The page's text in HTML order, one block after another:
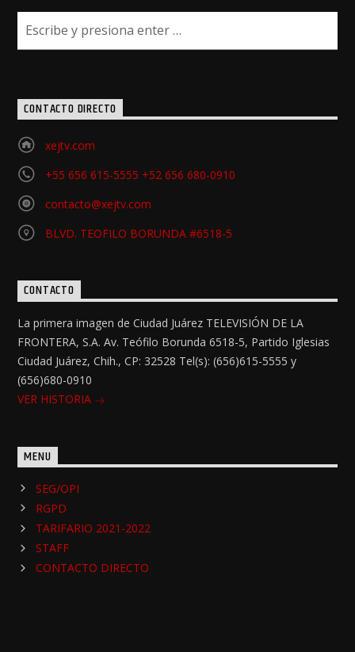
CONTACTO DIRECTO
xejtv.com
+55 656 615-5555 +52 656 680-0910
contacto@xejtv.com
BLVD. TEOFILO BORUNDA #6518-5
CONTACTO
La primera imagen de Ciudad Juárez TELEVISIÓN DE LA
FRONTERA, S.A. Av. Teófilo Borunda 6518-5, Partido Iglesias
Ciudad Juárez, Chih., CP: 32528 Tel(s): (656)615-5555 y
(656)680-0910
VER HISTORIA
MENU
SEG/OPI
RGPD
TARIFARIO 2021-2022
STAFF
CONTACTO DIRECTO